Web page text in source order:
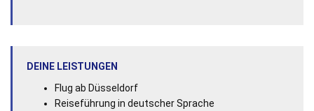
DEINE LEISTUNGEN
Flug ab Düsseldorf
Reiseführung in deutscher Sprache